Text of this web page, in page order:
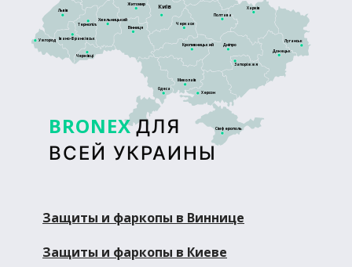
BRONEX ДЛЯ
ВСЕЙ УКРАИНЫ
Сімферополь
Київ
Житомир
Тернопіль
Львів
Дніпро
Кропивницький
Харків
Полтава
Черкаси
Запоріжжя
Херсон
Донецьк
Луганськ
Ужгород
Чернівці
Вінниця
Хмельницький
Івано-Франківськ
Миколаїв
Одеса
Защиты и фаркопы в Виннице
Защиты и фаркопы в Киеве